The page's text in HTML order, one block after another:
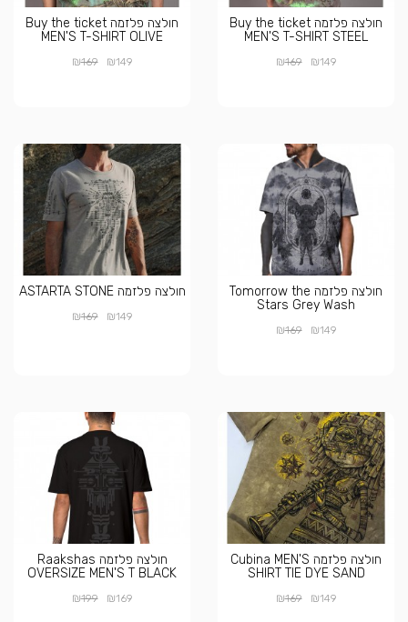
חולצה פלזמה Buy the ticket
MEN'S T-SHIRT STEEL
₪149
₪169
חולצה פלזמה Buy the ticket
MEN'S T-SHIRT OLIVE
₪149
₪169
חולצה פלזמה Tomorrow the
Stars Grey Wash
₪149
₪169
חולצה פלזמה ASTARTA STONE
₪149
₪169
חולצה פלזמה Cubina MEN'S
SHIRT TIE DYE SAND
₪149
₪169
חולצה פלזמה Raakshas
OVERSIZE MEN'S T BLACK
₪169
₪199